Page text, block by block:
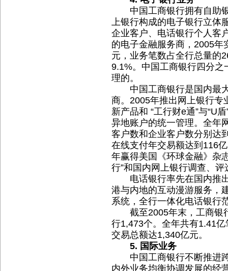
中国工商银行拥有自助银
上银行构成的电子银行立体
企业客户、电话银行个人客
的电子金融服务商，2005
元，业务笔数占全行总量的
9.1%。中国工商银行四分
理的。
中国工商银行是国内最大
商。2005年推出网上银行专
新产品和 “工行财e通”与“U
异地账户的统一管理。全年
客户数和企业客户数分别达
在线支付年交易额达到116
年赢得美国《环球金融》杂
行”和国内网上银行调查、
电话银行率先在国内推出
港与内地的互动漫游服务，
系统，全行一体化电话银行
截至2005年末，工商银
行1,473个。全年共有1.41
交易总额达1,340亿元。
5. 国际业务
中国工商银行不断推进跨
内外业务均衡协调发展的经